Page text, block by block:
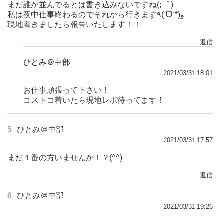
まだ誰か並んでるとは書き込みないですね(; ﾟﾟ)
私は夜中仕事終わるのでそれから行きます٩(ˊᗜˋ*)و
現地着きましたら報告いたします！！
返信
ひとみ＠中部
2021/03/31 18:01
お仕事頑張って下さい！
コストコ着いたら現地レポ待ってます！
5 ひとみ＠中部
2021/03/31 17:57
まだ１番の方いませんか！？(^^)
返信
6 ひとみ＠中部
2021/03/31 19:26